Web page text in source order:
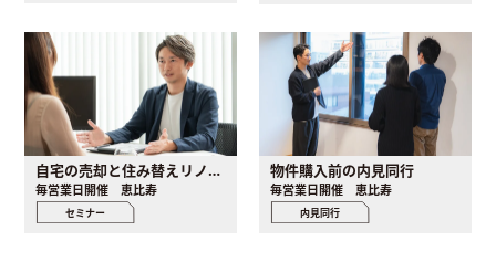
自宅の売却と住み替えリノベ個別セミナー
毎営業日開催 恵比寿
セミナー
物件購入前の内見同行
毎営業日開催 恵比寿
内見同行